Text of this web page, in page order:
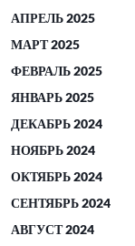
АПРЕЛЬ 2025
МАРТ 2025
ФЕВРАЛЬ 2025
ЯНВАРЬ 2025
ДЕКАБРЬ 2024
НОЯБРЬ 2024
ОКТЯБРЬ 2024
СЕНТЯБРЬ 2024
АВГУСТ 2024